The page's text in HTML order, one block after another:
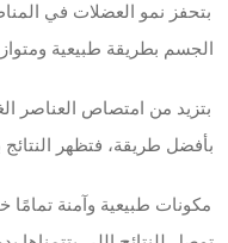
بتحفز نمو العضلات في
الجسم بطريقة طبيعية
بتزيد من امتصاص العناصر
بأفضل طريقة، فتظهر
مكونات طبيعية وآمنة